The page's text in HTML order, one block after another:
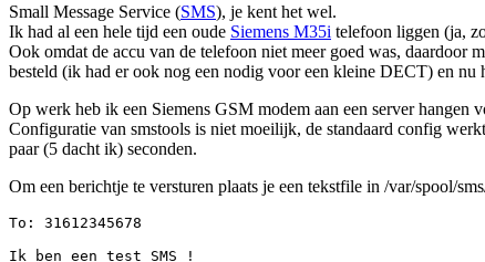
Small Message Service (SMS), je kent het wel.
Ik had al een hele tijd een oude Siemens M35i telefoon liggen (ja,
Ook omdat de accu van de telefoon niet meer goed was, daardoor
besteld (ik had er ook nog een nodig voor een kleine DECT) en nu
Op werk heb ik een Siemens GSM modem aan een server hangen
Configuratie van smstools is niet moeilijk, de standaard config
paar (5 dacht ik) seconden.
Om een berichtje te versturen plaats je een tekstfile in /var/spool/
To: 31612345678
Ik ben een test SMS !